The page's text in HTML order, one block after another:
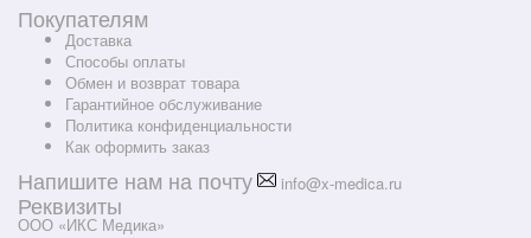
Покупателям
Доставка
Способы оплаты
Обмен и возврат товара
Гарантийное обслуживание
Политика конфиденциальности
Как оформить заказ
Напишите нам на почту info@x-medica.ru
Реквизиты
ООО «ИКС Медика»